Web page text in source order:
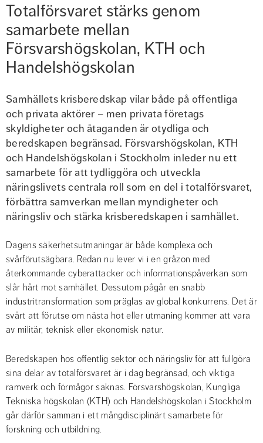
Totalförsvaret stärks genom
samarbete mellan
Försvarshögskolan, KTH och
Handelshögskolan
Samhällets krisberedskap vilar både på offentliga
och privata aktörer – men privata företags
skyldigheter och åtaganden är otydliga och
beredskapen begränsad. Försvarshögskolan, KTH
och Handelshögskolan i Stockholm inleder nu ett
samarbete för att tydliggöra och utveckla
näringslivets centrala roll som en del i totalförsvaret,
förbättra samverkan mellan myndigheter och
näringsliv och stärka krisberedskapen i samhället.
Dagens säkerhetsutmaningar är både komplexa och
svårförutsägbara. Redan nu lever vi i en gråzon med
återkommande cyberattacker och informationspåverkan som
slår hårt mot samhället. Dessutom pågår en snabb
industritransformation som präglas av global konkurrens. Det är
svårt att förutse om nästa hot eller utmaning kommer att vara
av militär, teknisk eller ekonomisk natur.
Beredskapen hos offentlig sektor och näringsliv för att fullgöra
sina delar av totalförsvaret är i dag begränsad, och viktiga
ramverk och förmågor saknas. Försvarshögskolan, Kungliga
Tekniska högskolan (KTH) och Handelshögskolan i Stockholm
går därför samman i ett mångdisciplinärt samarbete för
forskning och utbildning.